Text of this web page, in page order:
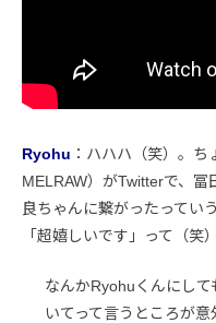
Ryohu ：ハハハ（笑）。
MELRAW）がTwitterで、
良ちゃんに繋がったってい
「超嬉しいです」って（笑）
なんかRyohuくんにし
いてって言うところが意